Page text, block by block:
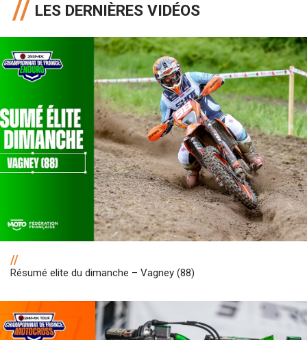
LES DERNIÈRES VIDÉOS
//
Résumé elite du dimanche – Vagney (88)